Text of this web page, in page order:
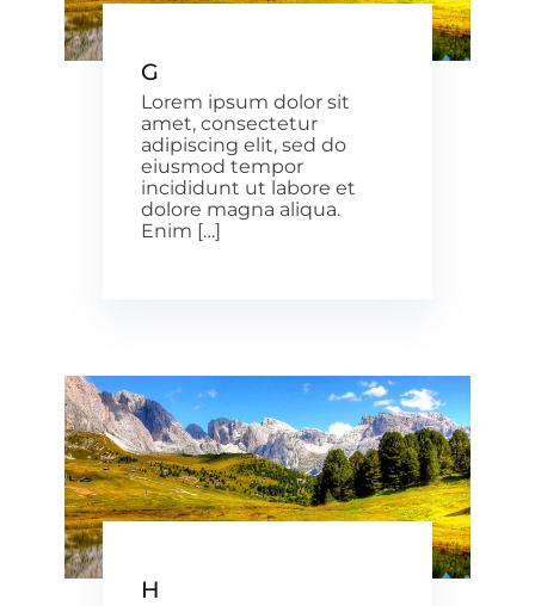
G
Lorem ipsum dolor sit
amet, consectetur
adipiscing elit, sed do
eiusmod tempor
incididunt ut labore et
dolore magna aliqua.
Enim […]
H